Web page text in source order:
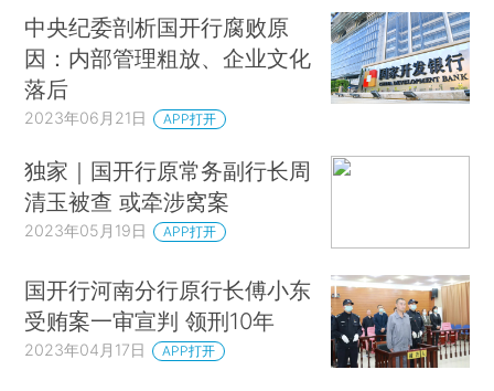
中央纪委剖析国开行腐败原
因：内部管理粗放、企业文化
落后
2023年06月21日 APP打开
独家｜国开行原常务副行长周
清玉被查 或牵涉窝案
2023年05月19日 APP打开
国开行河南分行原行长傅小东
受贿案一审宣判 领刑10年
2023年04月17日 APP打开